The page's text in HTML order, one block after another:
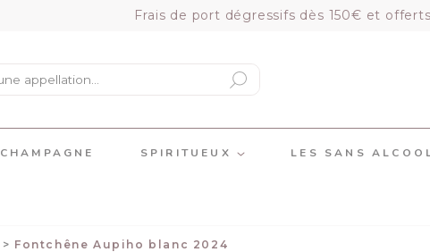
Frais de port dégressifs dès 150€ et
VOIR LE
CHAMPAGNE SPIRITUEUX LES SANS
Fontchêne Aupiho blanc 2024